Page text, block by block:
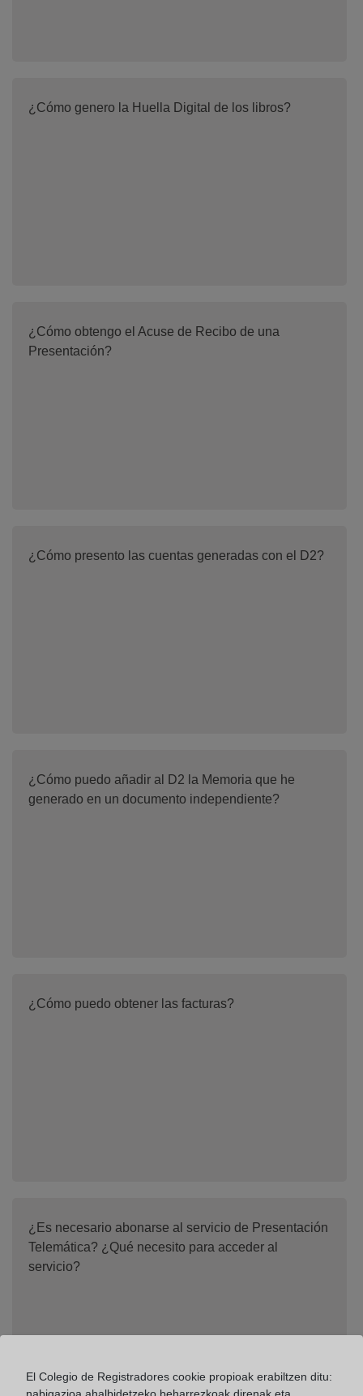
¿Cómo genero la Huella Digital de los libros?
¿Cómo obtengo el Acuse de Recibo de una
Presentación?
¿Cómo presento las cuentas generadas con el D2?
¿Cómo puedo añadir al D2 la Memoria que he
generado en un documento independiente?
¿Cómo puedo obtener las facturas?
¿Es necesario abonarse al servicio de Presentación
Telemática? ¿Qué necesito para acceder al
servicio?
El Colegio de Registradores cookie propioak erabiltzen ditu: